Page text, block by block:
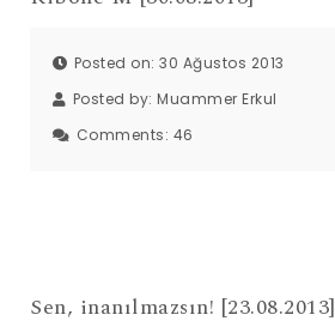
Posted on: 30 Ağustos 2013
Posted by: Muammer Erkul
Comments: 46
Sen, inanılmazsın! [23.08.2013]